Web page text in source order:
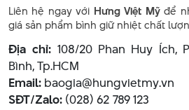
Liên hệ ngay với Hưng Việt Mỹđể
giá sản phẩm bình giữ nhiệt chất
Địa chỉ: 108/20 Phan Huy Ích,
Bình, Tp.HCM
Email: baogia@hungvietmy.vn
SĐT/Zalo: (028) 62 789 123